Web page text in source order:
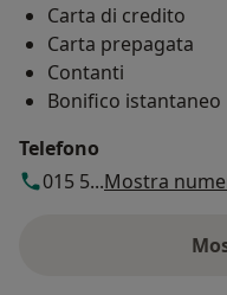
Carta di credito
Carta prepagata
Contanti
Bonifico istantaneo
Telefono
015 5...Mostra